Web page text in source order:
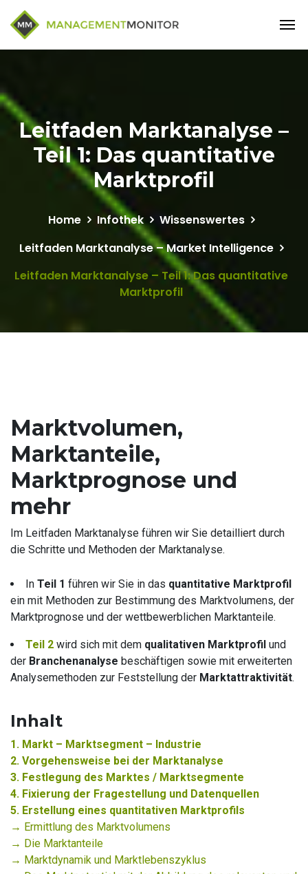
Leitfaden Marktanalyse –
Teil 1: Das quantitative
Marktprofil
Home Infothek
Wissenswertes
Leitfaden Marktanalyse – Market Intelligence
Leitfaden Marktanalyse – Teil 1: Das quantitative
Marktprofil
Marktvolumen,
Marktanteile,
Marktprognose und
mehr
Im Leitfaden Marktanalyse führen wir Sie detailliert durch
die Schritte und Methoden der Marktanalyse.
In Teil 1 führen wir Sie in das quantitative Marktprofil
ein mit Methoden zur Bestimmung des Marktvolumens, der
Marktprognose und der wettbewerblichen Marktanteile.
Teil 2 wird sich mit dem qualitativen Marktprofil und
der Branchenanalyse beschäftigen sowie mit erweiterten
Analysemethoden zur Feststellung der Marktattraktivität.
Inhalt
1. Markt – Marktsegment – Industrie
2. Vorgehensweise bei der Marktanalyse
3. Festlegung des Marktes / Marktsegmente
4. Fixierung der Fragestellung und Datenquellen
5. Erstellung eines quantitativen Marktprofils
→ Ermittlung des Marktvolumens
→ Die Marktanteile
→ Marktdynamik und Marktlebenszyklus